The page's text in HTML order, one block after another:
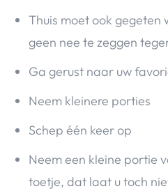
Thuis moet ook gegeten
geen nee te zeggen
Ga gerust naar uw
Neem kleinere porties
Schep één keer op
Neem een kleine portie
toetje, dat laat u toch